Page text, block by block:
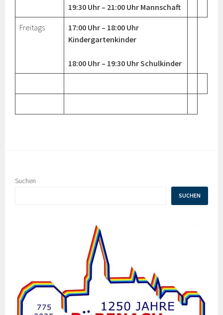
19:30 Uhr – 21:00 Uhr Mannschaft
Freitags
17:00 Uhr – 18:00 Uhr
Kindergartenkinder
18:00 Uhr – 19:30 Uhr Schulkinder
Suchen
SUCHEN